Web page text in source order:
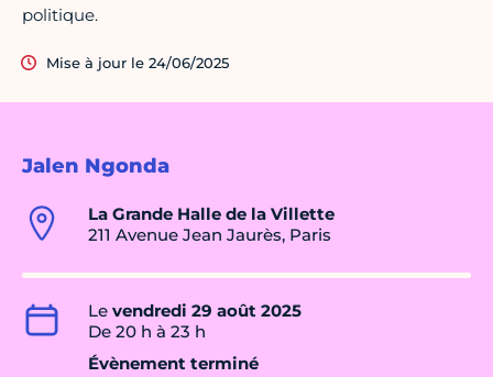
Jalen Ngonda
La Grande Halle de la Villette
211 Avenue Jean Jaurès, Paris
Le vendredi 29 août 2025
De 20 h à 23 h
Évènement terminé
politique.
Mise à jour le 24/06/2025